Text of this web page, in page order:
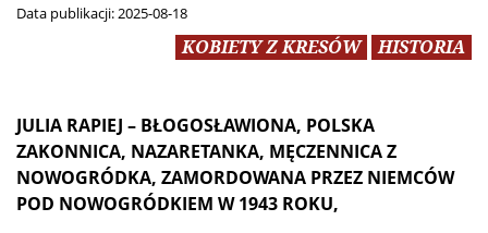
Data publikacji:2025-08-18
KOBIETY Z KRESÓW HISTORIA
JULIA RAPIEJ – BŁOGOSŁAWIONA, POLSKA
ZAKONNICA, NAZARETANKA, MĘCZENNICA Z
NOWOGRÓDKA, ZAMORDOWANA PRZEZ NIEMCÓW
POD NOWOGRÓDKIEM W 1943 ROKU,